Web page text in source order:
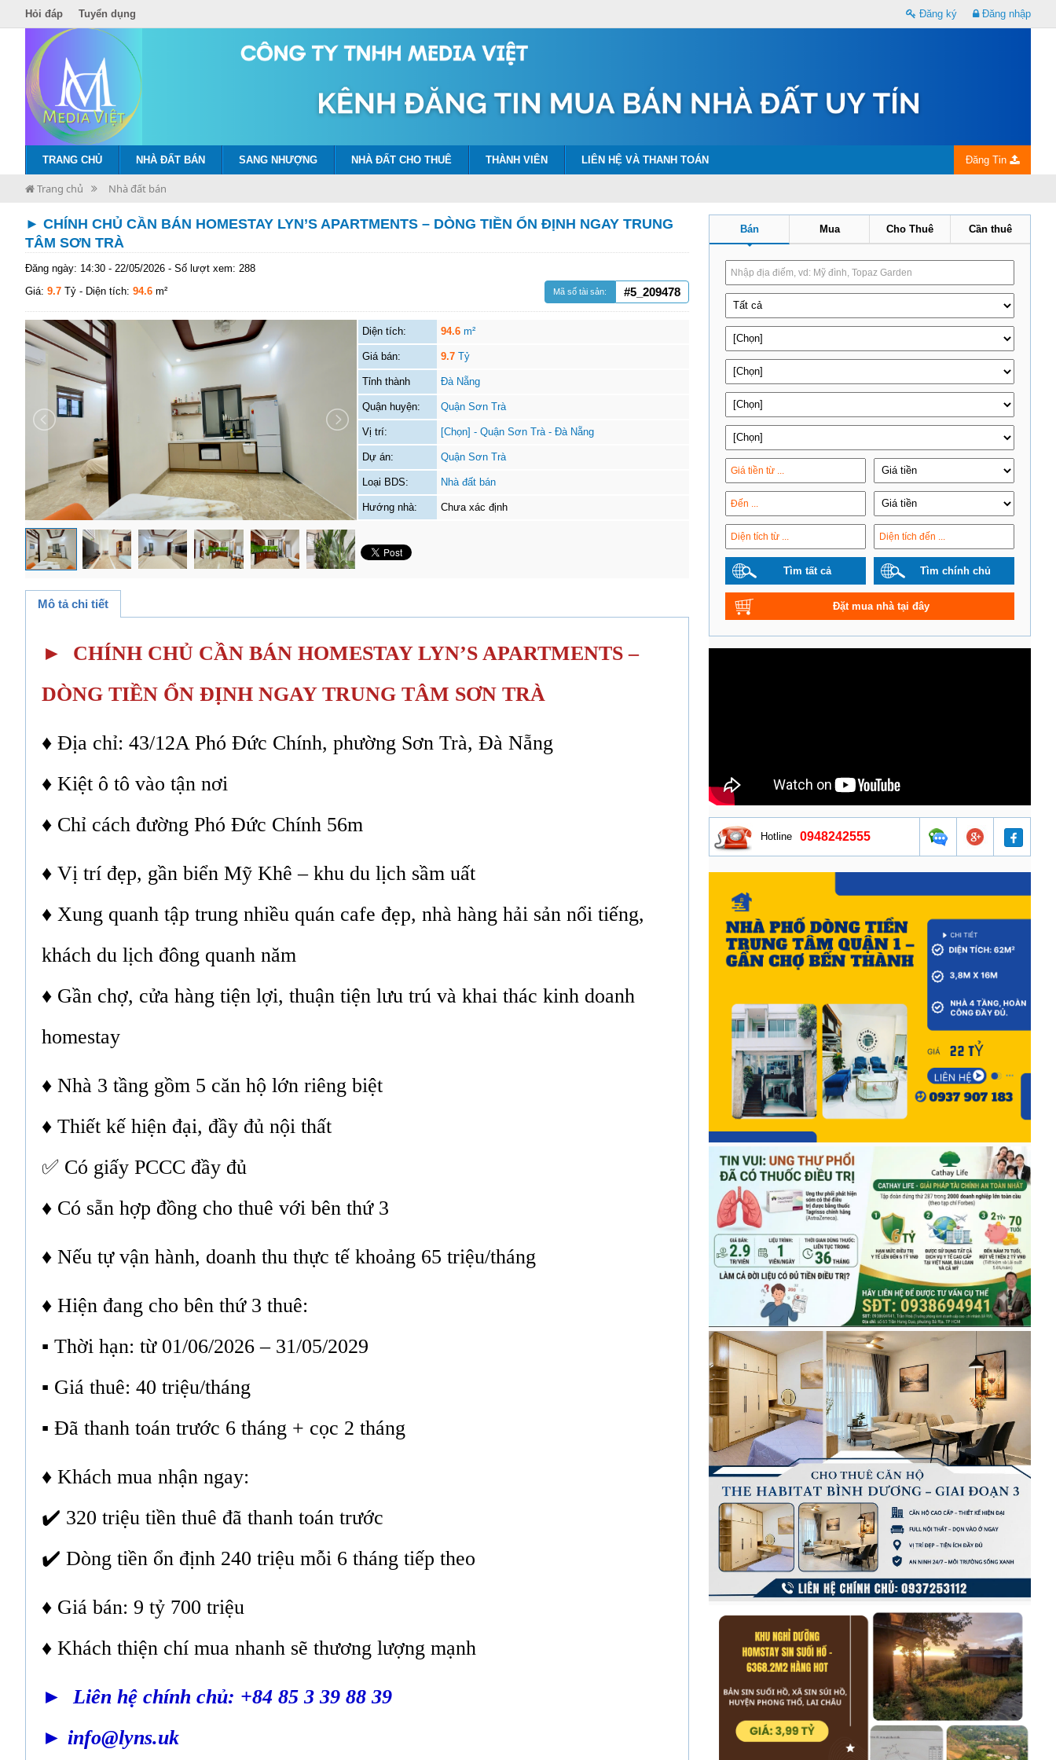
Hỏi đáp Tuyển dụng Đăng ký Đăng nhập
TRANG CHỦ NHÀ ĐẤT BÁN SANG NHƯỢNG NHÀ ĐẤT CHO THUÊ THÀNH VIÊN LIÊN HỆ VÀ THANH TOÁN Đăng Tin
Trang chủ Nhà đất bán
Bán Mua Cho Thuê Cần thuê
Tìm tất cả Tìm chính chủ
Đặt mua nhà tại đây
Hotline 0948242555
► CHÍNH CHỦ CẦN BÁN HOMESTAY LYN’S APARTMENTS – DÒNG TIỀN ỔN ĐỊNH NGAY TRUNG
TÂM SƠN TRÀ
Đăng ngày: 14:30 - 22/05/2026 - Số lượt xem: 288
Giá: 9.7 Tỷ - Diện tích: 94.6 m² Mã số tài sản: #5_209478
Diện tích: 94.6 m²
Giá bán: 9.7 Tỷ
Tỉnh thành Đà Nẵng
Quận huyện: Quận Sơn Trà
Vị trí: [Chọn] - Quận Sơn Trà - Đà Nẵng
Dự án: Quận Sơn Trà
Loại BDS: Nhà đất bán
Hướng nhà: Chưa xác định
Mô tả chi tiết
► CHÍNH CHỦ CẦN BÁN HOMESTAY LYN’S APARTMENTS –
DÒNG TIỀN ỔN ĐỊNH NGAY TRUNG TÂM SƠN TRÀ
♦ Địa chỉ: 43/12A Phó Đức Chính, phường Sơn Trà, Đà Nẵng
♦ Kiệt ô tô vào tận nơi
♦ Chỉ cách đường Phó Đức Chính 56m
♦ Vị trí đẹp, gần biển Mỹ Khê – khu du lịch sầm uất
♦ Xung quanh tập trung nhiều quán cafe đẹp, nhà hàng hải sản nổi tiếng,
khách du lịch đông quanh năm
♦ Gần chợ, cửa hàng tiện lợi, thuận tiện lưu trú và khai thác kinh doanh
homestay
♦ Nhà 3 tầng gồm 5 căn hộ lớn riêng biệt
♦ Thiết kế hiện đại, đầy đủ nội thất
✅ Có giấy PCCC đầy đủ
♦ Có sẵn hợp đồng cho thuê với bên thứ 3
♦ Nếu tự vận hành, doanh thu thực tế khoảng 65 triệu/tháng
♦ Hiện đang cho bên thứ 3 thuê:
▪️ Thời hạn: từ 01/06/2026 – 31/05/2029
▪️ Giá thuê: 40 triệu/tháng
▪️ Đã thanh toán trước 6 tháng + cọc 2 tháng
♦ Khách mua nhận ngay:
✔️ 320 triệu tiền thuê đã thanh toán trước
✔️ Dòng tiền ổn định 240 triệu mỗi 6 tháng tiếp theo
♦ Giá bán: 9 tỷ 700 triệu
♦ Khách thiện chí mua nhanh sẽ thương lượng mạnh
► Liên hệ chính chủ: +84 85 3 39 88 39
► info@lyns.uk